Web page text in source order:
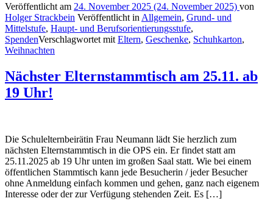
Veröffentlicht am 24. November 2025 (24. November 2025) von
Holger Strackbein Veröffentlicht in Allgemein, Grund- und
Mittelstufe, Haupt- und Berufsorientierungsstufe,
SpendenVerschlagwortet mit Eltern, Geschenke, Schuhkarton,
Weihnachten
Nächster Elternstammtisch am 25.11. ab
19 Uhr!
Die Schulelternbeirätin Frau Neumann lädt Sie herzlich zum
nächsten Elternstammtisch in die OPS ein. Er findet statt am
25.11.2025 ab 19 Uhr unten im großen Saal statt. Wie bei einem
öffentlichen Stammtisch kann jede Besucherin / jeder Besucher
ohne Anmeldung einfach kommen und gehen, ganz nach eigenem
Interesse oder der zur Verfügung stehenden Zeit. Es […]